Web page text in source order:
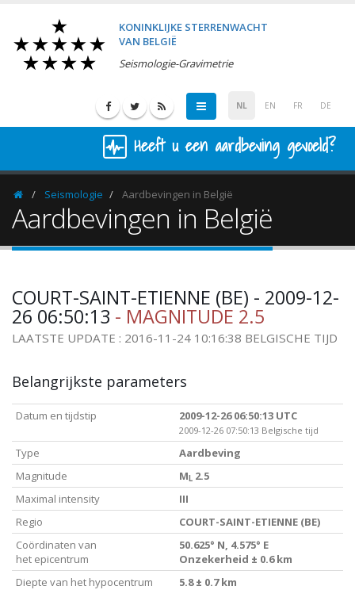
KONINKLIJKE STERRENWACHT
VAN BELGIË
Seismologie-Gravimetrie
NL EN FR DE
Heeft u een aardbeving gevoeld?
HomepageSeismologie Aardbevingen in België
Aardbevingen in België
COURT-SAINT-ETIENNE (BE) - 2009-12-
26 06:50:13 - MAGNITUDE 2.5
LAATSTE UPDATE : 2016-11-24 10:16:38 BELGISCHE TIJD
Belangrijkste parameters
Datum en tijdstip 2009-12-26 06:50:13 UTC
2009-12-26 07:50:13 Belgische tijd
Type
Aardbeving
Magnitude
M L 2.5
Maximal intensity
III
Regio
COURT-SAINT-ETIENNE (BE)
Coördinaten van
het epicentrum
50.625° N, 4.575° E
Onzekerheid ± 0.6 km
Diepte van het hypocentrum
5.8 ± 0.7 km